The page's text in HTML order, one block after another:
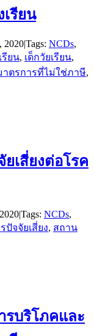
รียน
2020|Tags: NCDs,
รียน, เด็กวัยเรียน,
าตรการที่ไม่ใช่ภาษี,
เสี่ยงต่อโรค
|Tags: NCDs,
ปัจจัยเสี่ยง, สถาน
รบริโภคและ